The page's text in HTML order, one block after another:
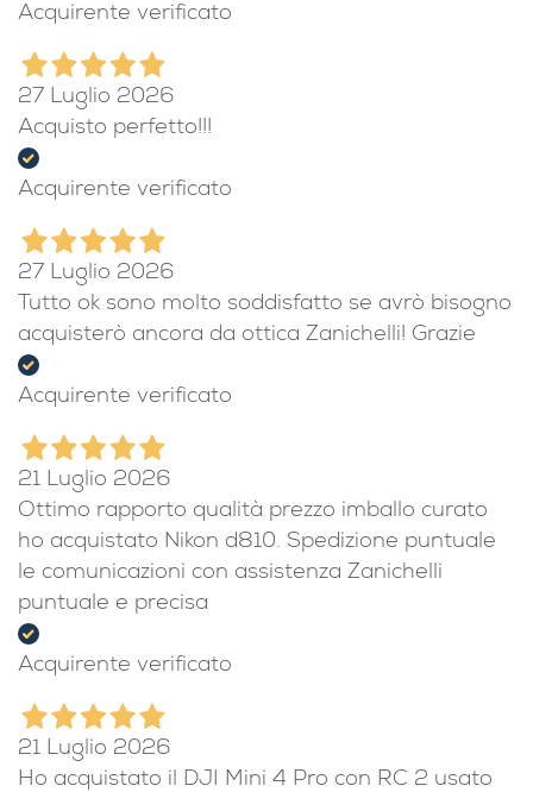
Acquirente verificato
27 Luglio 2026
Acquisto perfetto!!!
Acquirente verificato
27 Luglio 2026
Tutto ok sono molto soddisfatto se avrò bisogno
acquisterò ancora da ottica Zanichelli! Grazie
Acquirente verificato
21 Luglio 2026
Ottimo rapporto qualità prezzo imballo curato
ho acquistato Nikon d810. Spedizione puntuale
le comunicazioni con assistenza Zanichelli
puntuale e precisa
Acquirente verificato
21 Luglio 2026
Ho acquistato il DJI Mini 4 Pro con RC 2 usato